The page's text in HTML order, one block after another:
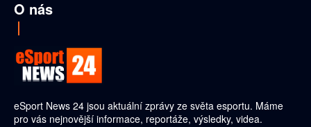
O nás
eSport News 24 jsou aktuální zprávy ze světa esportu. Máme
pro vás nejnovější informace, reportáže, výsledky, videa.